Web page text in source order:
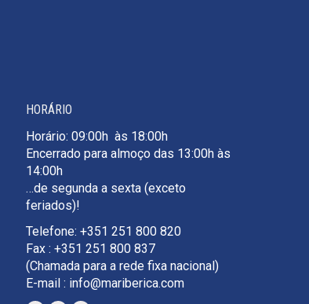
HORÁRIO
Horário: 09:00h às 18:00h
Encerrado para almoço das 13:00h às
14:00h
…de segunda a sexta (exceto
feriados)!
Telefone: +351 251 800 820
Fax : +351 251 800 837
(Chamada para a rede fixa nacional)
E-mail : info@mariberica.com